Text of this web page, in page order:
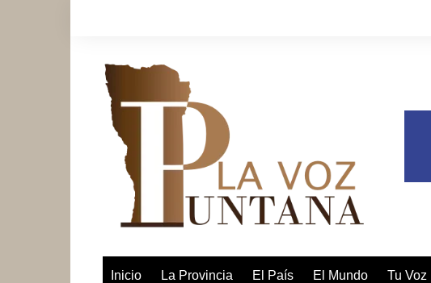
Inicio La Provincia El País El Mundo Tu Voz